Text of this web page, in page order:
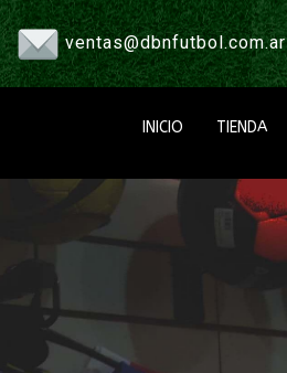
ventas@dbnfutbol.com.ar
INICIO TIENDA